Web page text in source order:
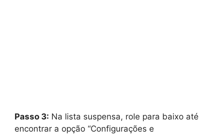
Passo 3: Na lista suspensa, role para baixo até
encontrar a opção “Configurações e